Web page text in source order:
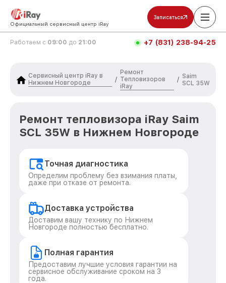
Официальный сервисный центр iRay
Записаться
Работаем с 09:00 до 21:00 +7 (831) 238-94-25
Сервисный центр iRay в
Нижнем Новгороде
/
Ремонт
Тепловизоров
iRay
/ Saim
SCL 35W
Ремонт тепловизора iRay Saim
SCL 35W в Нижнем Новгороде
Точная диагностика
Определим проблему без взимания платы,
даже при отказе от ремонта.
Доставка устройства
Доставим вашу технику по Нижнем
Новгороде полностью бесплатно.
Полная гарантия
Предоставим лучшие условия гарантии на
сервисное обслуживание сроком на 3
года.